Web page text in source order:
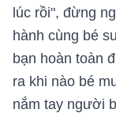
lúc rồi", đừng
hành cùng bé
bạn hoàn toàn
ra khi nào bé
nắm tay người